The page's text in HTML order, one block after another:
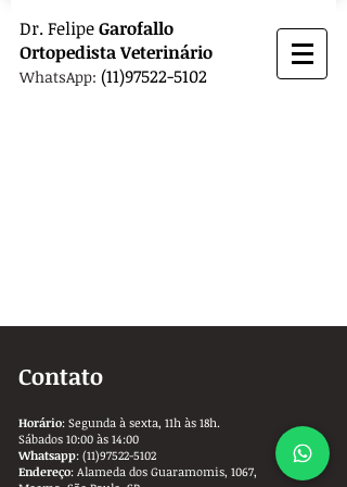
Dr. FelipeGarofallo
OrtopedistaVeterinário
WhatsApp: (11)97522-5102
Contato
Horário: Segunda à sexta, 11h às 18h.
Sábados 10:00 às 14:00
Whatsapp: (11)97522-5102
Endereço: Alameda dos Guaramomis, 1067,